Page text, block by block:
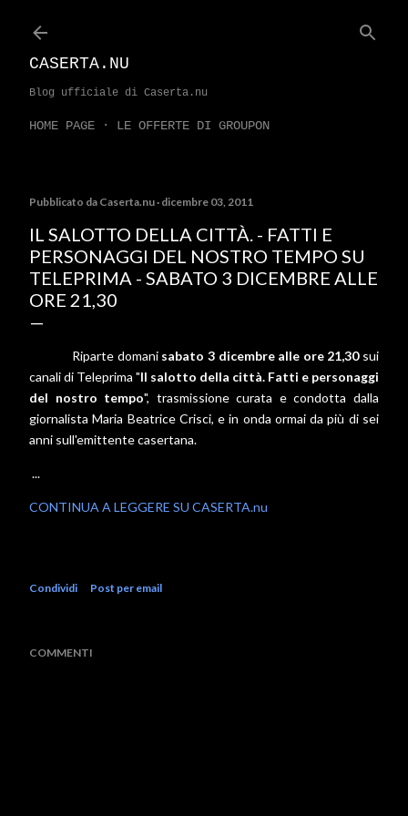
CASERTA.NU
Blog ufficiale di Caserta.nu
HOME PAGE LE OFFERTE DI GROUPON
Pubblicato da Caserta.nu dicembre 03, 2011
IL SALOTTO DELLA CITTÀ. - FATTI E
PERSONAGGI DEL NOSTRO TEMPO SU
TELEPRIMA - SABATO 3 DICEMBRE ALLE
ORE 21,30
Riparte domani sabato 3 dicembre alle ore 21,30sui
canali di Teleprima "Il salotto della città. Fatti e personaggi
del nostro tempo", trasmissione curata e condotta dalla
giornalista Maria Beatrice Crisci, e in onda ormai da più di sei
anni sull'emittente casertana.
...
CONTINUA A LEGGERE SU CASERTA.nu
Condividi Post per email
COMMENTI